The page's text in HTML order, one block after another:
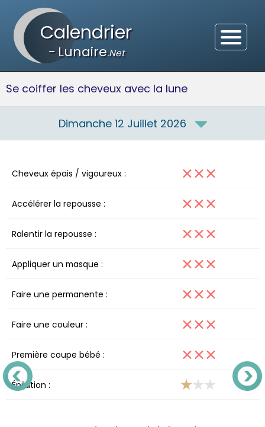
Calendrier
-Lunaire.Net
Se coiffer les cheveux avec la lune
Dimanche 12 Juillet 2026
Cheveux épais / vigoureux :
Accélérer la repousse :
Ralentir la repousse :
Appliquer un masque :
Faire une permanente :
Faire une couleur :
Première coupe bébé :
Épilation :